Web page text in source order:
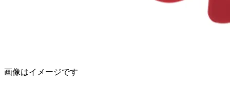
画像はイメージです